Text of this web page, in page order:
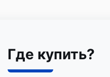
Где купить?